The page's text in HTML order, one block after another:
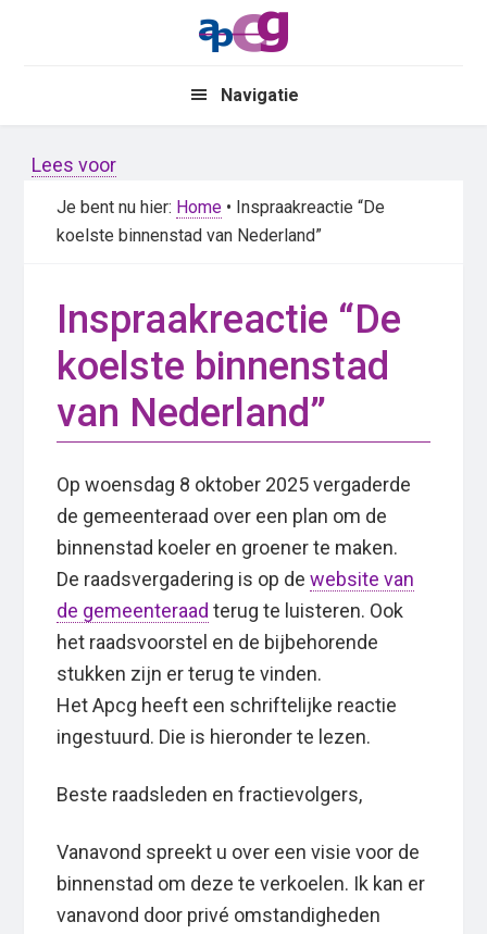
Navigatie
Lees voor
Je bent nu hier: Home • Inspraakreactie “De
koelste binnenstad van Nederland”
Inspraakreactie “De
koelste binnenstad
van Nederland”
Op woensdag 8 oktober 2025 vergaderde
de gemeenteraad over een plan om de
binnenstad koeler en groener te maken.
De raadsvergadering is op dewebsite van
de gemeenteraad terug te luisteren. Ook
het raadsvoorstel en de bijbehorende
stukken zijn er terug te vinden.
Het Apcg heeft een schriftelijke reactie
ingestuurd. Die is hieronder te lezen.
Beste raadsleden en fractievolgers,
Vanavond spreekt u over een visie voor de
binnenstad om deze te verkoelen. Ik kan er
vanavond door privé omstandigheden